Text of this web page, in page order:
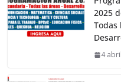
2025
Todas
4